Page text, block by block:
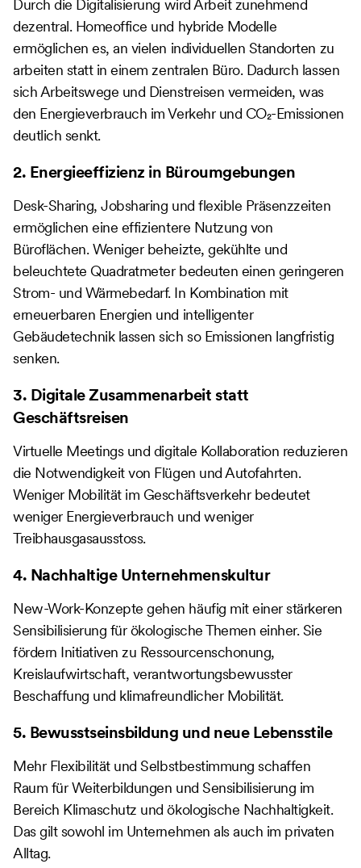
Durch die Digitalisierung wird Arbeit zunehmend
dezentral. Homeoffice und hybride Modelle
ermöglichen es, an vielen individuellen Standorten zu
arbeiten statt in einem zentralen Büro. Dadurch lassen
sich Arbeitswege und Dienstreisen vermeiden, was
den Energieverbrauch im Verkehr und CO₂-Emissionen
deutlich senkt.
2. Energieeffizienz in Büroumgebungen
Desk-Sharing, Jobsharing und flexible Präsenzzeiten
ermöglichen eine effizientere Nutzung von
Büroflächen. Weniger beheizte, gekühlte und
beleuchtete Quadratmeter bedeuten einen geringeren
Strom- und Wärmebedarf. In Kombination mit
erneuerbaren Energien und intelligenter
Gebäudetechnik lassen sich so Emissionen langfristig
senken.
3. Digitale Zusammenarbeit statt
Geschäftsreisen
Virtuelle Meetings und digitale Kollaboration reduzieren
die Notwendigkeit von Flügen und Autofahrten.
Weniger Mobilität im Geschäftsverkehr bedeutet
weniger Energieverbrauch und weniger
Treibhausgasausstoss.
4. Nachhaltige Unternehmenskultur
New-Work-Konzepte gehen häufig mit einer stärkeren
Sensibilisierung für ökologische Themen einher. Sie
fördern Initiativen zu Ressourcenschonung,
Kreislaufwirtschaft, verantwortungsbewusster
Beschaffung und klimafreundlicher Mobilität.
5. Bewusstseinsbildung und neue Lebensstile
Mehr Flexibilität und Selbstbestimmung schaffen
Raum für Weiterbildungen und Sensibilisierung im
Bereich Klimaschutz und ökologische Nachhaltigkeit.
Das gilt sowohl im Unternehmen als auch im privaten
Alltag.